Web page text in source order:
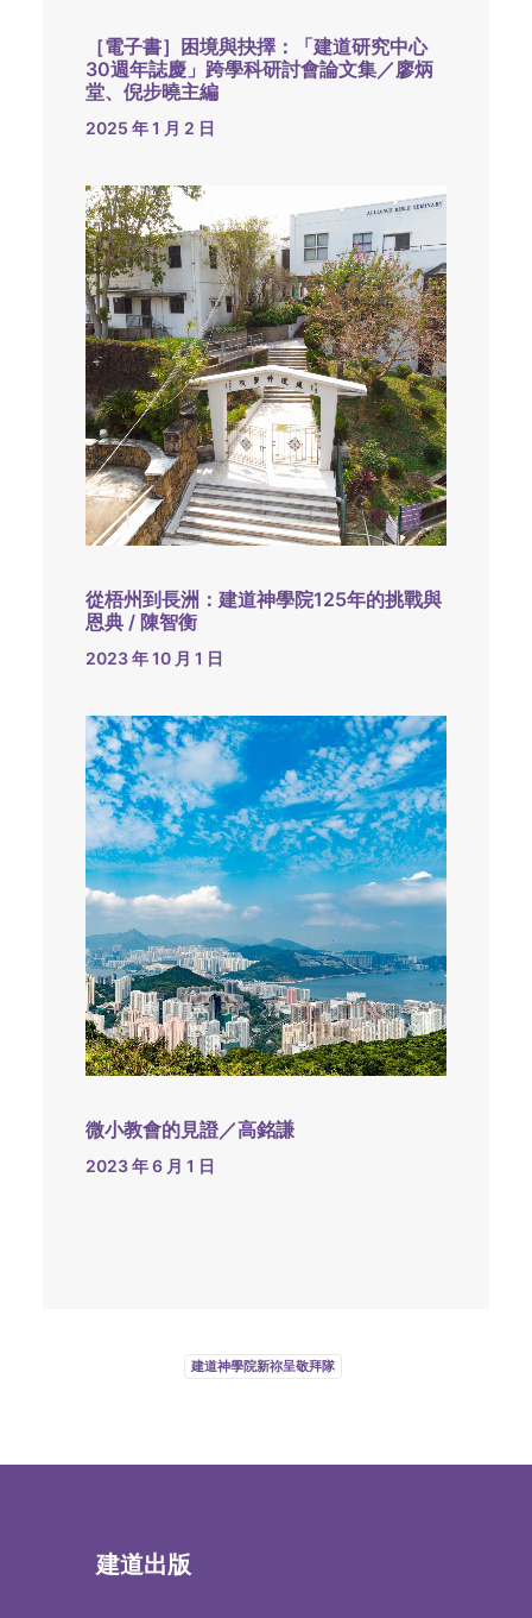
［電子書］困境與抉擇：「建道研究中心
30週年誌慶」跨學科研討會論文集／廖炳
堂、倪步曉主編
2025 年 1 月 2 日
從梧州到長洲：建道神學院125年的挑戰與
恩典 / 陳智衡
2023 年 10 月 1 日
微小教會的見證／高銘謙
2023 年 6 月 1 日
建道神學院新祢呈敬拜隊
建道出版